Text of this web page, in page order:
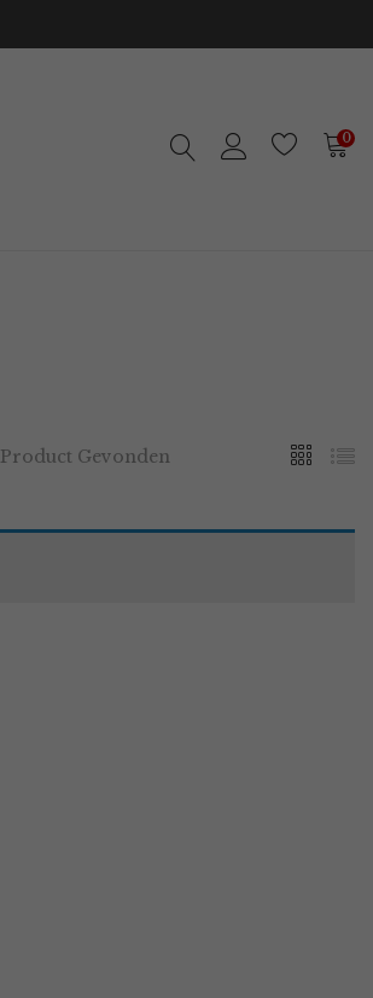
0
Product Gevonden